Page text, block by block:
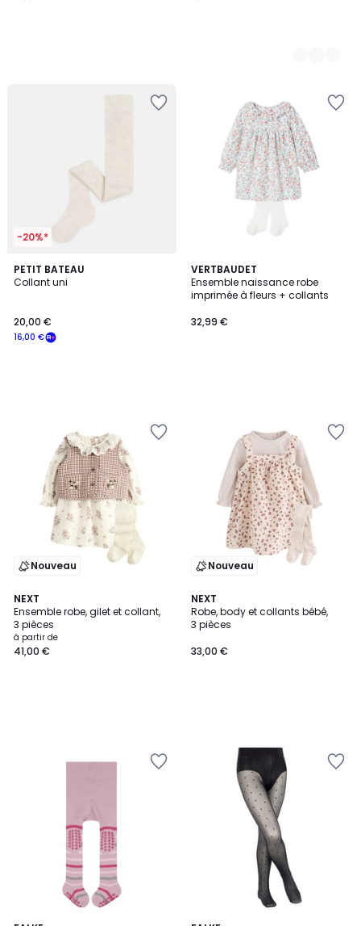
-20%*
PETIT BATEAU
Collant uni
16,00 €
20,00 €
VERTBAUDET
Ensemble naissance robe
imprimée à fleurs + collants
32,99 €
Nouveau
NEXT
Ensemble robe, gilet et collant,
3 pièces
à partir de
41,00 €
Nouveau
NEXT
Robe, body et collants bébé,
3 pièces
33,00 €